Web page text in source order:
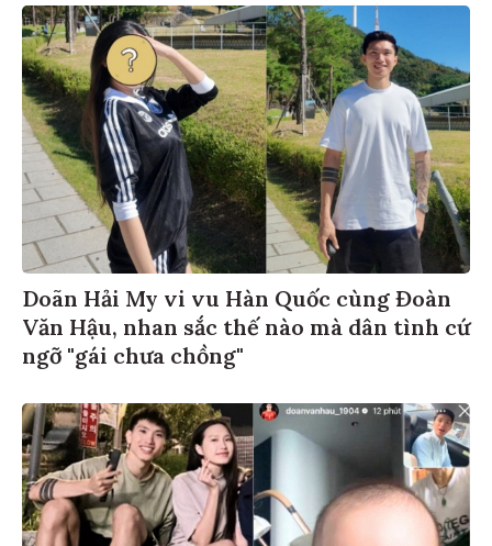
Doãn Hải My vi vu Hàn Quốc cùng Đoàn
Văn Hậu, nhan sắc thế nào mà dân tình cứ
ngỡ "gái chưa chồng"